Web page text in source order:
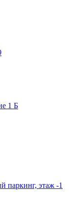
1 Б
паркинг, этаж -1